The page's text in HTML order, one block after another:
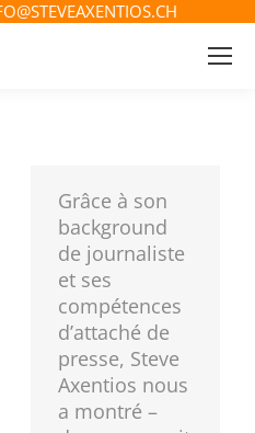
Grâce à son
background
de journaliste
et ses
compétences
d’attaché de
presse, Steve
Axentios nous
a montré –